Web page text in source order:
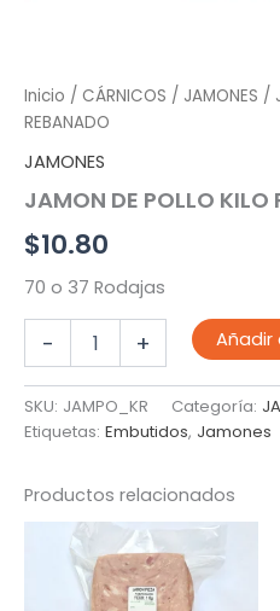
Inicio / CÁRNICOS / JAMONES /
REBANADO
JAMONES
JAMON DE POLLO KILO
$10.80
70 o 37 Rodajas
-
KILO
REBANADO
+ Añadir
SKU: JAMPO_KR Categoría:
Etiquetas: Embutidos, Jamones
Productos relacionados